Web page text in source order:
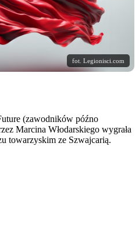
fot. Legionisci.com
(zawodników późno
Marcina Włodarskiego wygrała
towarzyskim ze Szwajcarią.